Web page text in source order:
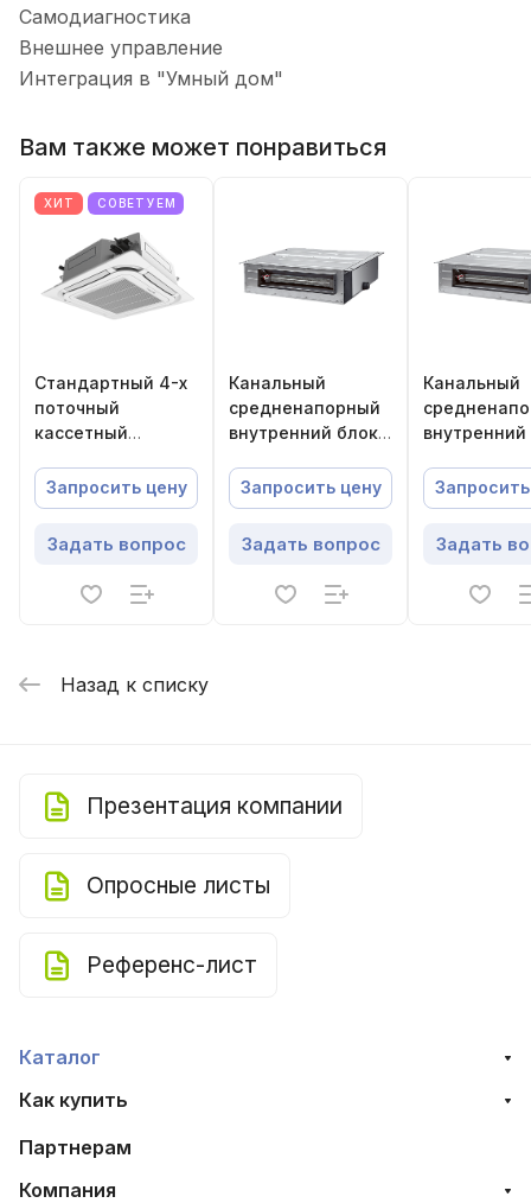
Самодиагностика
Внешнее управление
Интеграция в "Умный дом"
Вам также может понравиться
ХИТ СОВЕТУЕМ
Стандартный 4-х
поточный
кассетный
VRF-систем
Energolux
Запросить цену
Задать вопрос
Канальный
средненапорный
внутренний блок
SMZD16V3AI
Запросить цену
Задать вопрос
Канальный
внутренний
SMZD07V2AI
Задать
Назад к списку
Презентация компании
Опросные листы
Референс-лист
Каталог
Как купить
Партнерам
Компания